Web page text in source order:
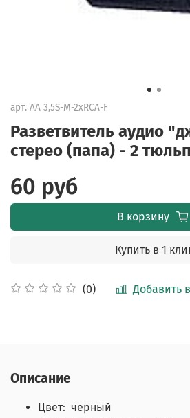
арт. AA 3,5S-M-2xRCA-F
Разветвитель аудио
стерео (папа) - 2
(0) Добавить
60 руб
В корзину
Купить в 1
Описание
Цвет: черный